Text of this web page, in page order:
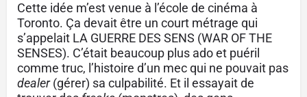
Cette idée m’est venue à l’école de cinéma à
Toronto. Ça devait être un court métrage qui
s’appelait LA GUERRE DES SENS (WAR OF THE
SENSES). C’était beaucoup plus ado et puéril
comme truc, l’histoire d’un mec qui ne pouvait pas
dealer(gérer) sa culpabilité. Et il essayait de